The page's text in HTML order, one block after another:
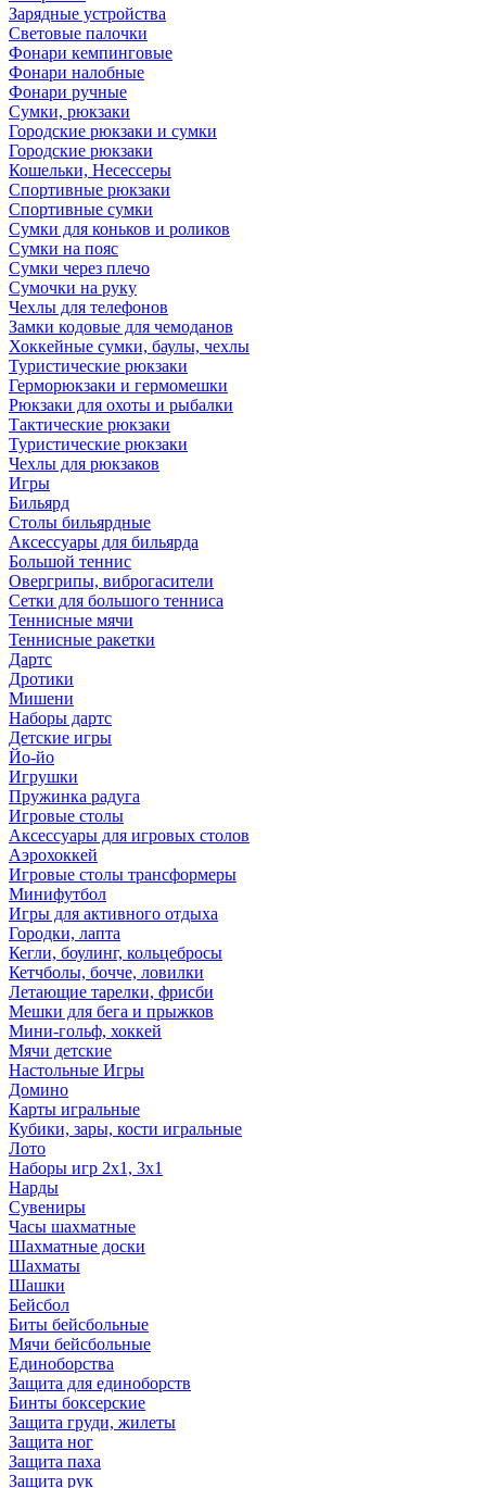
Зарядные устройства
Световые палочки
Фонари кемпинговые
Фонари налобные
Фонари ручные
Сумки, рюкзаки
Городские рюкзаки и сумки
Городские рюкзаки
Кошельки, Несессеры
Спортивные рюкзаки
Спортивные сумки
Сумки для коньков и роликов
Сумки на пояс
Сумки через плечо
Сумочки на руку
Чехлы для телефонов
Замки кодовые для чемоданов
Хоккейные сумки, баулы, чехлы
Туристические рюкзаки
Герморюкзаки и гермомешки
Рюкзаки для охоты и рыбалки
Тактические рюкзаки
Туристические рюкзаки
Чехлы для рюкзаков
Игры
Бильярд
Столы бильярдные
Аксессуары для бильярда
Большой теннис
Овергрипы, виброгасители
Сетки для большого тенниса
Теннисные мячи
Теннисные ракетки
Дартс
Дротики
Мишени
Наборы дартс
Детские игры
Йо-йо
Игрушки
Пружинка радуга
Игровые столы
Аксессуары для игровых столов
Аэрохоккей
Игровые столы трансформеры
Минифутбол
Игры для активного отдыха
Городки, лапта
Кегли, боулинг, кольцебросы
Кетчболы, бочче, ловилки
Летающие тарелки, фрисби
Мешки для бега и прыжков
Мини-гольф, хоккей
Мячи детские
Настольные Игры
Домино
Карты игральные
Кубики, зары, кости игральные
Лото
Наборы игр 2х1, 3х1
Нарды
Сувениры
Часы шахматные
Шахматные доски
Шахматы
Шашки
Бейсбол
Биты бейсбольные
Мячи бейсбольные
Единоборства
Защита для единоборств
Бинты боксерские
Защита груди, жилеты
Защита ног
Защита паха
Защита рук